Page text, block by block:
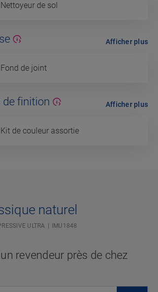
Nettoyeur de sol
Fond de joint
Afficher plus
de finition
Kit de couleur assortie
Afficher plus
naturel
ULTRA IMU1848
revendeur près de chez